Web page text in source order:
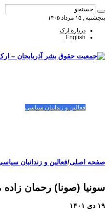
پنجشنبه , ۱۵ مرداد ۱۴۰۵
درباره ارک
English
فعالین و زندانیان سیاسی
صفحه اصلی/فعالین و زندانیان
سونیا (صونا) رحمان زاده
۱۹ دی ۱۴۰۱